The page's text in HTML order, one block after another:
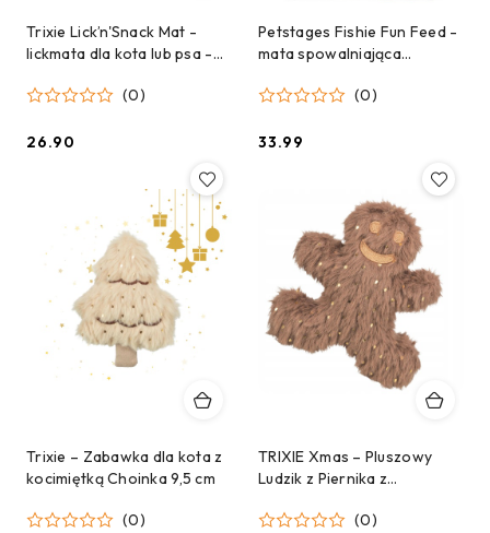
Trixie Lick’n'Snack Mat -
lickmata dla kota lub psa -
(0)
Cena:
26.90
Petstages Fishie Fun Feed -
mata spowalniająca
(0)
Cena:
33.99
Trixie – Zabawka dla kota z
kocimiętką Choinka 9,5 cm
(0)
TRIXIE Xmas – Pluszowy
Ludzik z Piernika z
cm
(0)